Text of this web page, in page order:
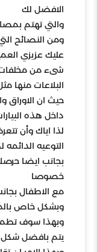
الافضل لك
والتي تهتم
ومن النصائح
عليك عزيزي
شىء من مخلفات
البلاعات منها
حيث ان الاوراق
داخل هذه
لذا اياك وأن
التوعيه الدائمه
بجانب ايضا
خصوصا
مع الاطفال
وبشكل خاص
وبهذا سوف
يتم بافضل